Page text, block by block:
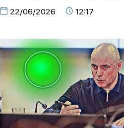
22/06/2026 12:17